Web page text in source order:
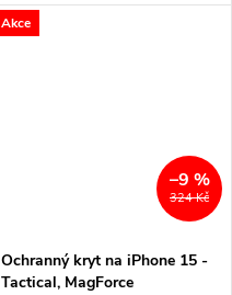
Akce
324 Kč
–9 %
Ochranný kryt na iPhone 15 -
Tactical, MagForce